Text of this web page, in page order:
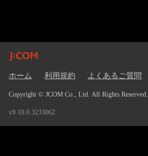
ホーム 利用規約 よくあるご質問
Copyright © JCOM Co., Ltd. All Rights Reserved.
v9.10.0.3233062